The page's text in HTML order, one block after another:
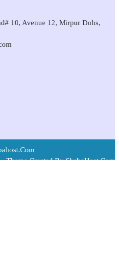
10, Avenue 12, Mirpur Dohs,
Theme Created By ShebaHost.Com